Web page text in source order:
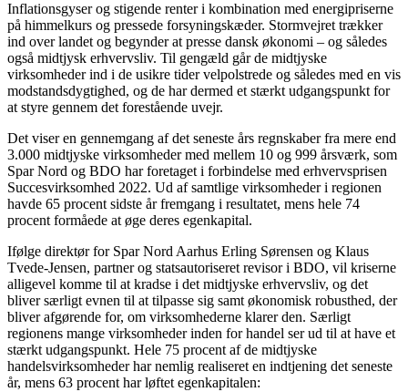
Inflationsgyser og stigende renter i kombination med energipriserne
på himmelkurs og pressede forsyningskæder. Stormvejret trækker
ind over landet og begynder at presse dansk økonomi – og således
også midtjysk erhvervsliv. Til gengæld går de midtjyske
virksomheder ind i de usikre tider velpolstrede og således med en vis
modstandsdygtighed, og de har dermed et stærkt udgangspunkt for
at styre gennem det forestående uvejr.
Det viser en gennemgang af det seneste års regnskaber fra mere end
3.000 midtjyske virksomheder med mellem 10 og 999 årsværk, som
Spar Nord og BDO har foretaget i forbindelse med erhvervsprisen
Succesvirksomhed 2022. Ud af samtlige virksomheder i regionen
havde 65 procent sidste år fremgang i resultatet, mens hele 74
procent formåede at øge deres egenkapital.
Ifølge direktør for Spar Nord Aarhus Erling Sørensen og Klaus
Tvede-Jensen, partner og statsautoriseret revisor i BDO, vil kriserne
alligevel komme til at kradse i det midtjyske erhvervsliv, og det
bliver særligt evnen til at tilpasse sig samt økonomisk robusthed, der
bliver afgørende for, om virksomhederne klarer den. Særligt
regionens mange virksomheder inden for handel ser ud til at have et
stærkt udgangspunkt. Hele 75 procent af de midtjyske
handelsvirksomheder har nemlig realiseret en indtjening det seneste
år, mens 63 procent har løftet egenkapitalen: